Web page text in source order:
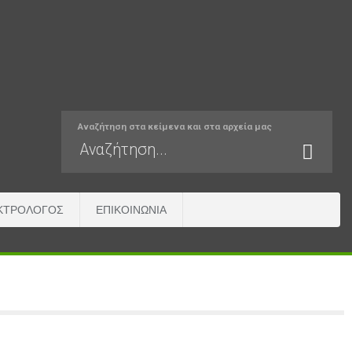
Αναζήτηση στα κείμενα και στα αρχεία μας
ΕΠΙΚΟΙΝΩΝΊΑ